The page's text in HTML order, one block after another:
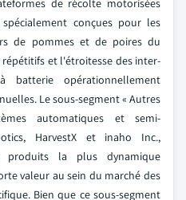
de récolte motorisées
conçues pour les
de pommes et de poires du
et l'étroitesse des inter-
opérationnellement
Le sous-segment « Autres
automatiques et semi-
HarvestX et inaho Inc.,
produits la plus dynamique
valeur au sein du marché des
Bien que ce sous-segment